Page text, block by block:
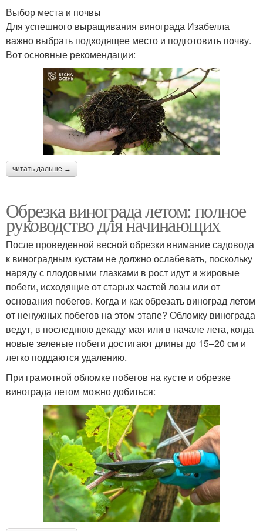
Выбор места и почвы
Для успешного выращивания винограда Изабелла
важно выбрать подходящее место и подготовить почву.
Вот основные рекомендации:
читать дальше →
Обрезка винограда летом: полное
руководство для начинающих
После проведенной весной обрезки внимание садовода
к виноградным кустам не должно ослабевать, поскольку
наряду с плодовыми глазками в рост идут и жировые
побеги, исходящие от старых частей лозы или от
основания побегов. Когда и как обрезать виноград летом
от ненужных побегов на этом этапе? Обломку винограда
ведут, в последнюю декаду мая или в начале лета, когда
новые зеленые побеги достигают длины до 15–20 см и
легко поддаются удалению.
При грамотной обломке побегов на кусте и обрезке
винограда летом можно добиться: